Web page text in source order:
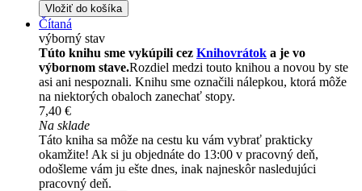
Vložiť do košíka
Čítaná
výborný stav
Túto knihu sme vykúpili cez Knihovrátok a je vo
výbornom stave.Rozdiel medzi touto knihou a novou by ste
asi ani nespoznali. Knihu sme označili nálepkou, ktorá môže
na niektorých obaloch zanechať stopy.
7,40 €
Na sklade
Táto kniha sa môže na cestu ku vám vybrať prakticky
okamžite! Ak si ju objednáte do 13:00 v pracovný deň,
odošleme vám ju ešte dnes, inak najneskôr nasledujúci
pracovný deň.